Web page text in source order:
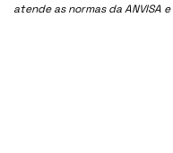
atende as normas da ANVISA